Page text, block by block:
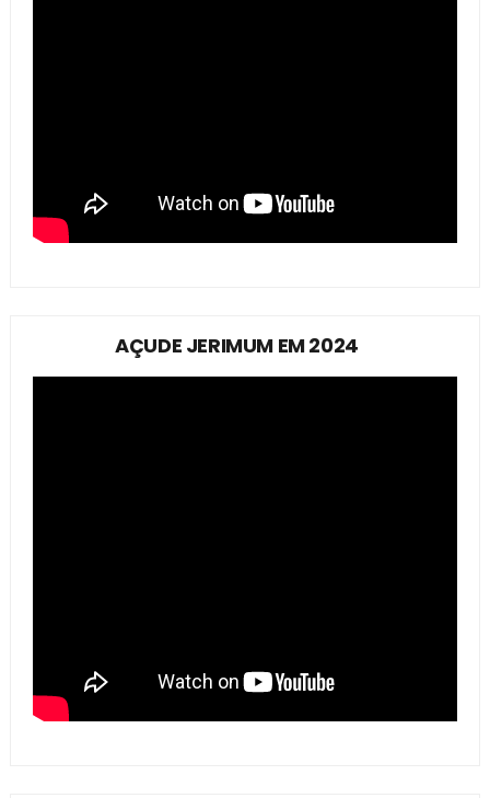
AÇUDE JERIMUM EM 2024